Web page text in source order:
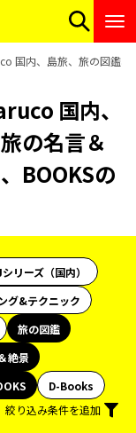
国内、島旅、旅の図鑑、
国内、
の名言＆
BOOKSの
リーズ（国内）
グ&テクニック
旅の図鑑
絶景
D-Books
絞り込み条件を追加